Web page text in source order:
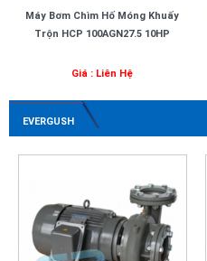
Máy Bơm Chìm Hố Móng Khuấy
Trộn HCP 100AGN27.5 10HP
Giá : Liên Hệ
EVERGUSH